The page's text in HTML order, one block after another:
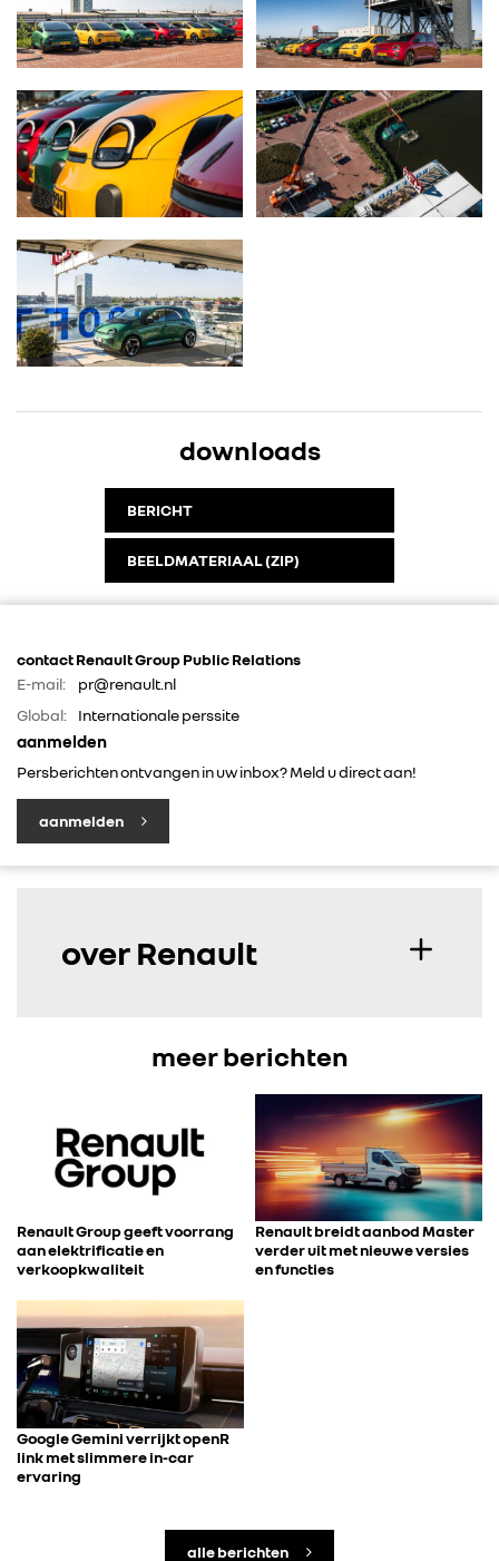
downloads
BERICHT
BEELDMATERIAAL (ZIP)
contact Renault Group Public Relations
E-mail:
pr@renault.nl
Global:
Internationale perssite
aanmelden
Persberichten ontvangen in uw inbox? Meld u direct aan!
aanmelden
over Renault
meer berichten
Renault Group geeft voorrang
aan elektrificatie en
verkoopkwaliteit
Renault breidt aanbod Master
verder uit met nieuwe versies
en functies
Google Gemini verrijkt openR
link met slimmere in-car
ervaring
alle berichten